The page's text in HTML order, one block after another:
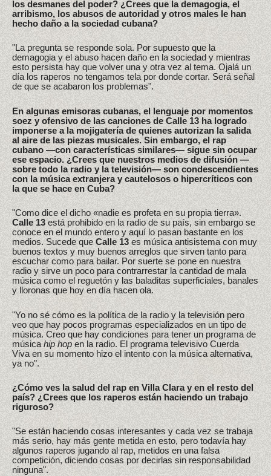
los desmanes del poder? ¿Crees que la demagogia, el
arribismo, los abusos de autoridad y otros males le han
hecho daño a la sociedad cubana?
"La pregunta se responde sola. Por supuesto que la
demagogia y el abuso hacen daño en la sociedad y mientras
esto persista hay que volver una y otra vez al tema. Ojalá un
día los raperos no tengamos tela por donde cortar. Será señal
de que se acabaron los problemas".
En algunas emisoras cubanas, el lenguaje por momentos
soez y ofensivo de las canciones de Calle 13 ha logrado
imponerse a la mojigatería de quienes autorizan la salida
al aire de las piezas musicales. Sin embargo, el rap
cubano —con características similares— sigue sin ocupar
ese espacio. ¿Crees que nuestros medios de difusión —
sobre todo la radio y la televisión— son condescendientes
con la música extranjera y cautelosos o hipercríticos con
la que se hace en Cuba?
"Como dice el dicho «nadie es profeta en su propia tierra».
Calle 13está prohibido en la radio de su país, sin embargo se
conoce en el mundo entero y aquí lo pasan bastante en los
medios. Sucede queCalle 13es música antisistema con muy
buenos textos y muy buenos arreglos que sirven tanto para
escuchar como para bailar. Por suerte se pone en nuestra
radio y sirve un poco para contrarrestar la cantidad de mala
música como el reguetón y las baladitas superficiales, banales
y lloronas que hoy en día hacen ola.
"Yo no sé cómo es la política de la radio y la televisión pero
veo que hay pocos programas especializados en un tipo de
música. Creo que hay condiciones para tener un programa de
músicahip hopen la radio. El programa televisivo Cuerda
Viva en su momento hizo el intento con la música alternativa,
ya no".
¿Cómo ves la salud del rap en Villa Clara y en el resto del
país? ¿Crees que los raperos están haciendo un trabajo
riguroso?
"Se están haciendo cosas interesantes y cada vez se trabaja
más serio, hay más gente metida en esto, pero todavía hay
algunos raperos jugando al rap, metidos en una falsa
competición, diciendo cosas por decirlas sin responsabilidad
ninguna".